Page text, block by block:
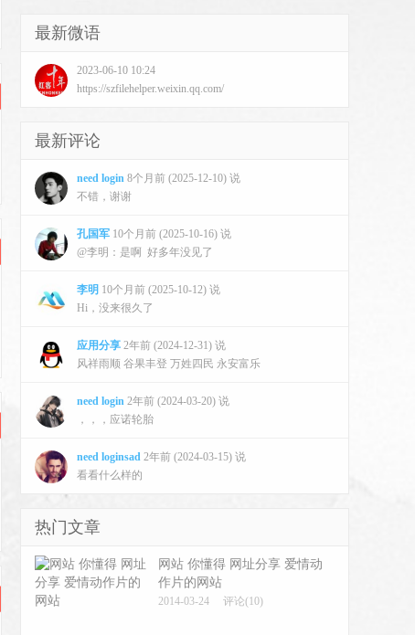
最新微语
2023-06-10 10:24
https://szfilehelper.weixin.qq.com/
最新评论
need login 8个月前 (2025-12-10) 说
不错，谢谢
孔国军 10个月前 (2025-10-16) 说
@李明：是啊 好多年没见了
李明 10个月前 (2025-10-12) 说
Hi，没来很久了
应用分享 2年前 (2024-12-31) 说
风祥雨顺 谷果丰登 万姓四民 永安富乐
need login 2年前 (2024-03-20) 说
，，，应诺轮胎
need loginsad 2年前 (2024-03-15) 说
看看什么样的
热门文章
网站 你懂得 网址分享 爱情动
作片的网站
2014-03-24 评论(10)